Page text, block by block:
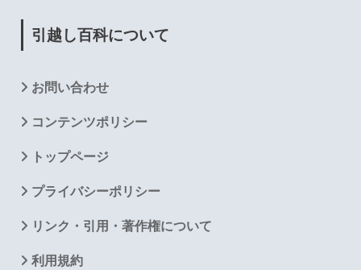
引越し百科について
お問い合わせ
コンテンツポリシー
トップページ
プライバシーポリシー
リンク・引用・著作権について
利用規約